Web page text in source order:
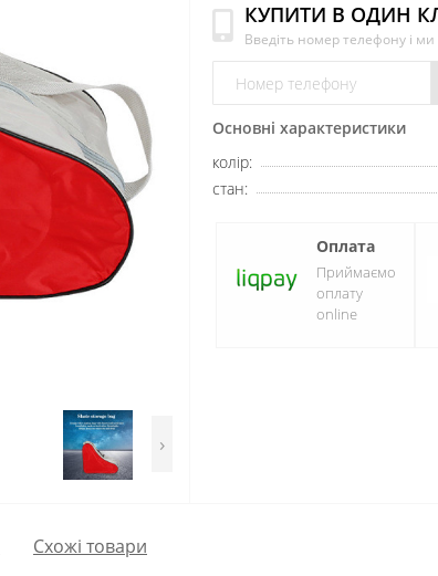
›
КУПИТИ В ОДИН
Введіть номер телефону і
Основні характеристики
колір:
стан:
Оплата
Приймаємо
оплату
online
Схожі товари